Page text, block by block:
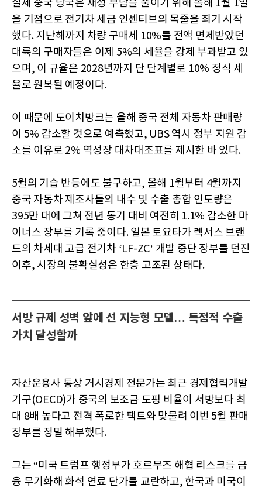
실제 중국 당국은 재정 부담을 줄이기 위해 올해 1월 1일
을 기점으로 전기차 세금 인센티브의 목줄을 죄기 시작
했다. 지난해까지 차량 구매세 10%를 전액 면제받았던
대륙의 구매자들은 이제 5%의 세율을 강제 부과받고 있
으며, 이 규율은 2028년까지 단 단계별로 10% 정식 세
율로 원복될 예정이다.
이 때문에 도이치방크는 올해 중국 전체 자동차 판매량
이 5% 감소할 것으로 예측했고, UBS 역시 정부 지원 감
소를 이유로 2% 역성장 대차대조표를 제시한 바 있다.
5월의 기습 반등에도 불구하고, 올해 1월부터 4월까지
중국 자동차 제조사들의 내수 및 수출 총합 인도량은
395만 대에 그쳐 전년 동기 대비 여전히 1.1% 감소한 마
이너스 장부를 기록 중이다. 일본 토요타가 렉서스 브랜
드의 차세대 고급 전기차 ‘LF-ZC’ 개발 중단 장부를 던진
이후, 시장의 불확실성은 한층 고조된 상태다.
서방 규제 성벽 앞에 선 지능형 모델… 독점적 수출
가치 달성할까
자산운용사 통상 거시경제 전문가는 최근 경제협력개발
기구(OECD)가 중국의 보조금 도핑 비율이 서방보다 최
대 8배 높다고 전격 폭로한 팩트와 맞물려 이번 5월 판매
장부를 정밀 해부했다.
그는 “미국 트럼프 행정부가 호르무즈 해협 리스크를 금
융 무기화해 화석 연료 단가를 교란하고, 한국과 미국이